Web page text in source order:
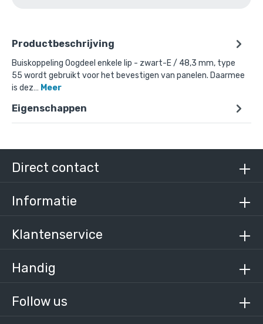
Productbeschrijving
Buiskoppeling Oogdeel enkele lip - zwart-E / 48,3 mm, type
55 wordt gebruikt voor het bevestigen van panelen. Daarmee
is dez… Meer
Eigenschappen
Doos Oogdeel enkele lip - zwart-E / 48,3 mm
(50 stuks)
€ 348,23 excl. BTW
Follow us
Direct contact
Informatie
Klantenservice
Handig